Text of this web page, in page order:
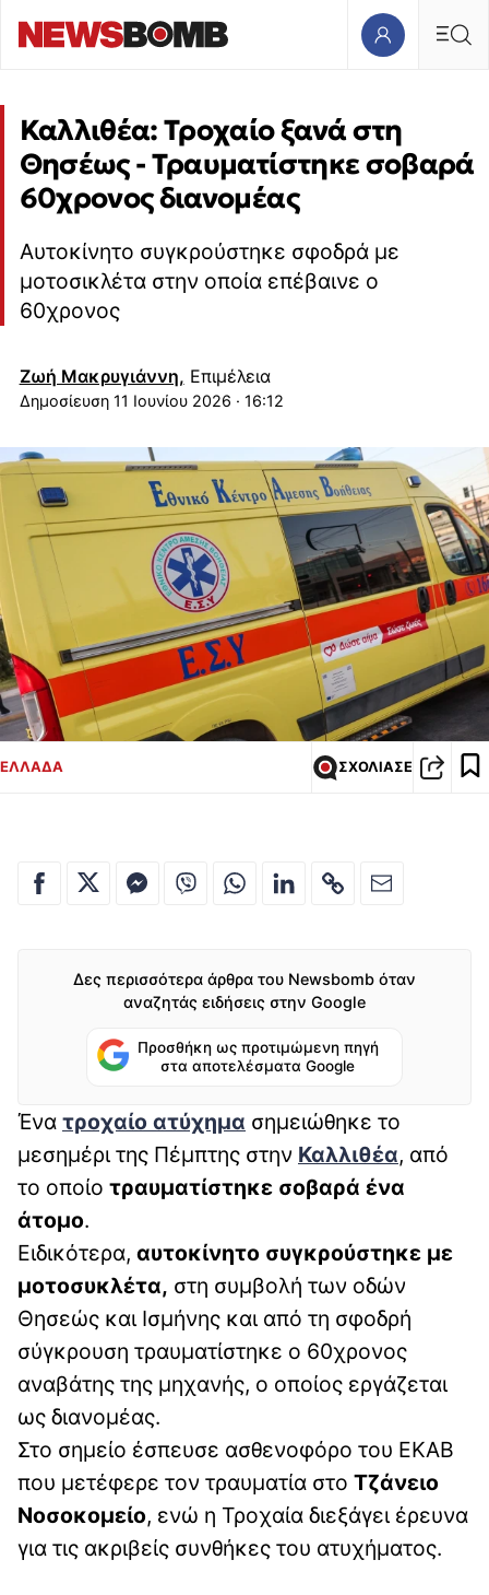
Καλλιθέα: Τροχαίο ξανά στη
Θησέως - Τραυματίστηκε σοβαρά
60χρονος διανομέας
Αυτοκίνητο συγκρούστηκε σφοδρά με
μοτοσικλέτα στην οποία επέβαινε ο
60χρονος
Ζωή Μακρυγιάννη, Επιμέλεια
11 Ιουνίου 2026 · 16:12
ΕΛΛΑΔΑ ΣΧΟΛΙΑΣΕ
Δες περισσότερα άρθρα του Newsbomb όταν
αναζητάς ειδήσεις στην Google
Προσθήκη ως προτιμώμενη πηγή
στα αποτελέσματα Google
Ένα τροχαίο ατύχημα σημειώθηκε το
μεσημέρι της Πέμπτης στην Καλλιθέα, από
το οποίο τραυματίστηκε σοβαρά ένα
άτομο.
Ειδικότερα, αυτοκίνητο συγκρούστηκε με
μοτοσυκλέτα, στη συμβολή των οδών
Θησεώς και Ισμήνης και από τη σφοδρή
σύγκρουση τραυματίστηκε ο 60χρονος
αναβάτης της μηχανής, ο οποίος εργάζεται
ως διανομέας.
Στο σημείο έσπευσε ασθενοφόρο του ΕΚΑΒ
που μετέφερε τον τραυματία στο Τζάνειο
Νοσοκομείο, ενώ η Τροχαία διεξάγει έρευνα
για τις ακριβείς συνθήκες του ατυχήματος.